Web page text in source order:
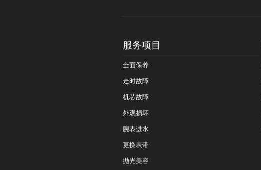
服务项目
全面保养
走时故障
机芯故障
外观损坏
腕表进水
更换表带
抛光美容